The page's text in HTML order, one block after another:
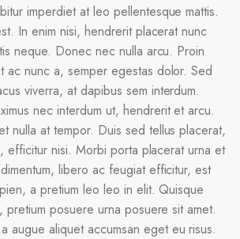
imperdiet at leo pellentesque mattis.
In enim nisi, hendrerit placerat nunc
neque. Donec nec nulla arcu. Proin
ac nunc a, semper egestas dolor. Sed
viverra, at dapibus sem interdum.
nec interdum ut, hendrerit et arcu.
nulla at tempor. Duis sed tellus placerat,
efficitur nisi. Morbi porta placerat urna et
libero ac feugiat efficitur, est
a pretium leo leo in elit. Quisque
pretium posuere urna posuere sit amet.
augue aliquet accumsan eget eu risus.